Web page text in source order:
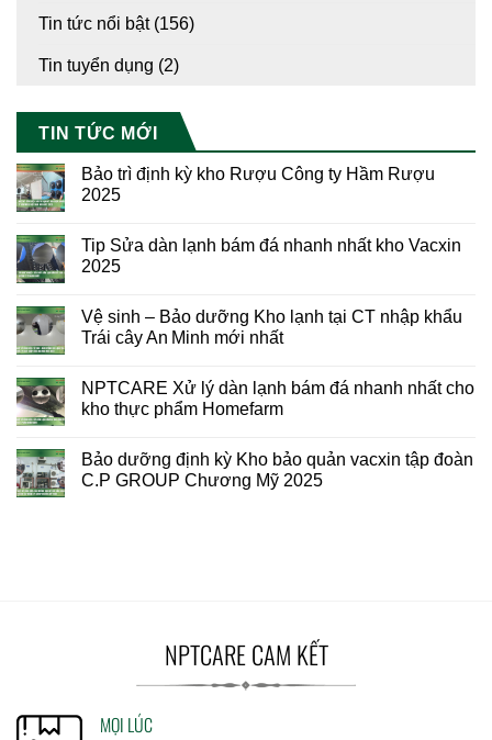
Tin tức nổi bật(156)
Tin tuyển dụng (2)
TIN TỨC MỚI
Bảo trì định kỳ kho Rượu Công ty Hầm Rượu
2025
Tip Sửa dàn lạnh bám đá nhanh nhất kho Vacxin
2025
Vệ sinh – Bảo dưỡng Kho lạnh tại CT nhập khẩu
Trái cây An Minh mới nhất
NPTCARE Xử lý dàn lạnh bám đá nhanh nhất cho
kho thực phẩm Homefarm
Bảo dưỡng định kỳ Kho bảo quản vacxin tập đoàn
C.P GROUP Chương Mỹ 2025
NPTCARE CAM KẾT
MỌI LÚC